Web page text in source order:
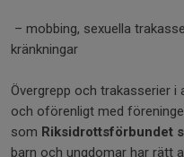
– mobbing, sexuella
kränkningar
Övergrepp och trakasserier
och oförenligt med
som Riksidrottsförbundet
barn och ungdomar har rätt